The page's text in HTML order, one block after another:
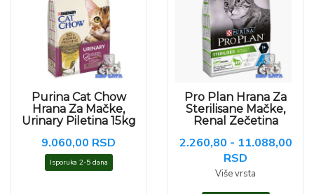
Purina Cat Chow
Hrana Za Mačke,
Urinary Piletina 15kg
9.060,00 RSD
Isporuka 2-5 dana
Pro Plan Hrana Za
Sterilisane Mačke,
Renal Zečetina
2.260,80 - 11.088,00
RSD
Više vrsta